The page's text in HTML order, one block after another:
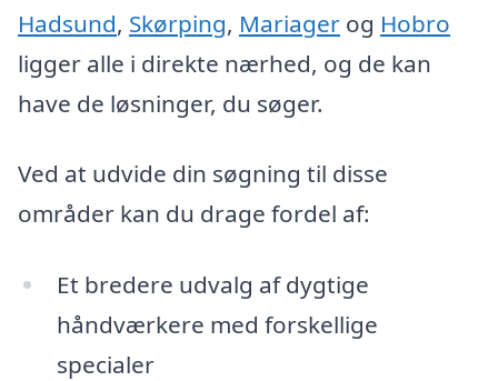
Hadsund, Skørping, Mariager og Hobro
ligger alle i direkte nærhed, og de kan
have de løsninger, du søger.
Ved at udvide din søgning til disse
områder kan du drage fordel af:
Et bredere udvalg af dygtige
håndværkere med forskellige
specialer